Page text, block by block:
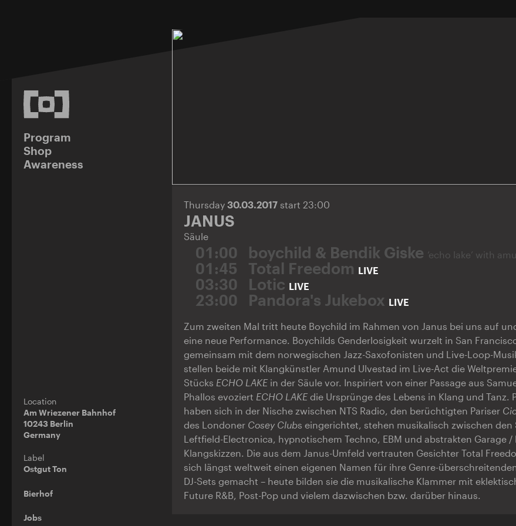
Program
Shop
Awareness
Location
Am Wriezener Bahnhof
10243 Berlin
Germany
Label
Ostgut Ton
Bierhof
Jobs
Thursday 30.03.2017 start 23:00
JANUS
Säule
01:00 boychild & Bendik Giske ‘echo lake’ with
01:45 Total Freedom LIVE
03:30 Lotic LIVE
23:00 Pandora's Jukebox LIVE
Zum zweiten Mal tritt heute Boychild im Rahmen von Janus bei uns auf
eine neue Performance. Boychilds Genderlosigkeit wurzelt in San
gemeinsam mit dem norwegischen Jazz-Saxofonisten und Live-Loop-
stellen beide mit Klangkünstler Amund Ulvestad im Live-Act die
Stücks ECHO LAKEin der Säule vor. Inspiriert von einer Passage aus
Phallos evoziert ECHO LAKEdie Ursprünge des Lebens in Klang und Tanz.
haben sich in der Nische zwischen NTS Radio, den berüchtigten Pariser
des Londoner Cosey Clubs eingerichtet, stehen musikalisch zwischen den
Leftfield-Electronica, hypnotischem Techno, EBM und abstrakten Garage /
Klangskizzen. Die aus dem Janus-Umfeld vertrauten Gesichter Total
sich längst weltweit einen eigenen Namen für ihre Genre-
DJ-Sets gemacht – heute bilden sie die musikalische Klammer mit
Future R&B, Post-Pop und vielem dazwischen bzw. darüber hinaus.